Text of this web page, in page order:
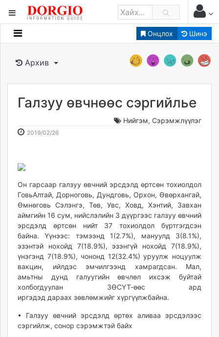
Онцлох Шинэ
Мэдээллийн
Банк санхүү
Бизнес ААН
Төрийн
Нийслэлийн
caak.mn
zindaa.mn
Baabar.mn
tovch.mn
ikon.mn
mnb.mn
Livetv.mn
Eguur.mn
24tsag.mn
shuud.mn
eagle.mn
ergelt.mn
zarig.mn
Архив
Галзуу өвчнөөс сэргийлье
Нийгэм, Сэрэмжлүүлэг
2019/02/262019-
2026-
Он гарсаар галзуу өвчний эрсдэлд өртсөн тохиолдол
ГовьАлтай, Дорноговь, Дундговь, Орхон, Өвөрхангай,
Өмнөговь Сэлэнгэ, Төв, Увс, Ховд, Хэнтий, Завхан
аймгийн 16 сум, нийслэлийн 3 дүүргээс галзуу өвчний
эрсдэлд өртсөн нийт 37 тохиолдол бүртгэгдсэн
байна. Үүнээс: тэмээнд 1(2.7%), мануулд 3(8.1%),
эзэнтэй нохойд 7(18.9%), эзэнгүй нохойд 7(18.9%),
үнэгэнд 7(18.9%), чононд 12(32.4%) уруулж ноцуулж
вакцин, ийлдэс эмчилгээнд хамрагдсан. Мал,
амьтны дунд галуугийн өвчлөл ихсэж буйтай
холбогдуулан ЗӨСҮТ-өөс ард
иргэдэд дараах зөвлөмжийг хүргүүлжбайна.
• Галзуу өвчний эрсдэлд өртөх аливаа эрсдэлээс
сэргийлж, сонор сэрэмжтэй байх